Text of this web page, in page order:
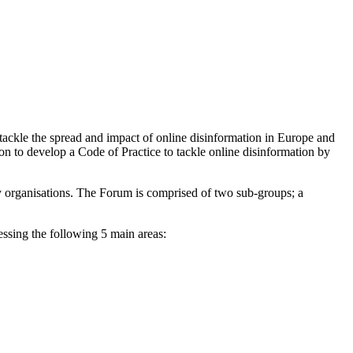
the spread and impact of online disinformation in Europe and
to develop a Code of Practice to tackle online disinformation by
The Forum is comprised of two sub-groups; a
the following 5 main areas: